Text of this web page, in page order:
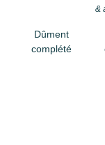
&
Dûment
complété